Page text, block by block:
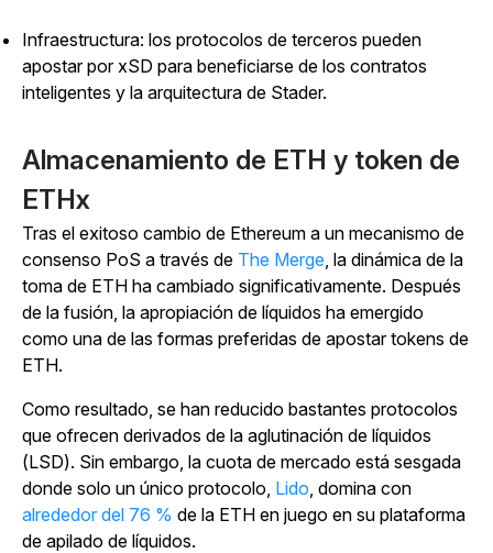
Infraestructura: los protocolos de terceros pueden
apostar por xSD para beneficiarse de los contratos
inteligentes y la arquitectura de Stader.
Almacenamiento de ETH y token de
ETHx
Tras el exitoso cambio de Ethereum a un mecanismo de
consenso PoS a través de The Merge, la dinámica de la
toma de ETH ha cambiado significativamente. Después
de la fusión, la apropiación de líquidos ha emergido
como una de las formas preferidas de apostar tokens de
ETH.
Como resultado, se han reducido bastantes protocolos
que ofrecen derivados de la aglutinación de líquidos
(LSD). Sin embargo, la cuota de mercado está sesgada
donde solo un único protocolo, Lido, domina con
alrededor del 76 % de la ETH en juego en su plataforma
de apilado de líquidos.